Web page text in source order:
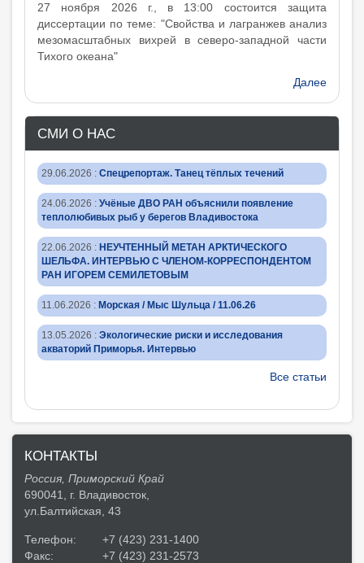
27 ноября 2026 г., в 13:00 состоится защита
диcсертации по теме: "Свойства и лагранжев анализ
мезомасштабных вихрей в северо-западной части
Тихого океана"
Далее
СМИ О НАС
29.06.2026 : Спецрепортаж. Танец тёплых течений
24.06.2026 : Учёные ДВО РАН объяснили появление
теплолюбивых рыб у берегов Владивостока
22.06.2026 : НЕУЧТЕННЫЙ МЕТАН АРКТИЧЕСКОГО
ШЕЛЬФА. ИНТЕРВЬЮ С ЧЛЕНОМ-КОРРЕСПОНДЕНТОМ
РАН ИГОРЕМ СЕМИЛЕТОВЫМ
11.06.2026 : Морская / Мыс Шульца / 11.06.26
13.05.2026 : Экологические риски и исследования
акваторий Приморья. Интервью
Все статьи
КОНТАКТЫ
Россия, Приморский Край
690041, г. Владивосток,
ул.Балтийская, 43
Телефон:
+7 (423) 231-1400
Факс:
+7 (423) 231-2573